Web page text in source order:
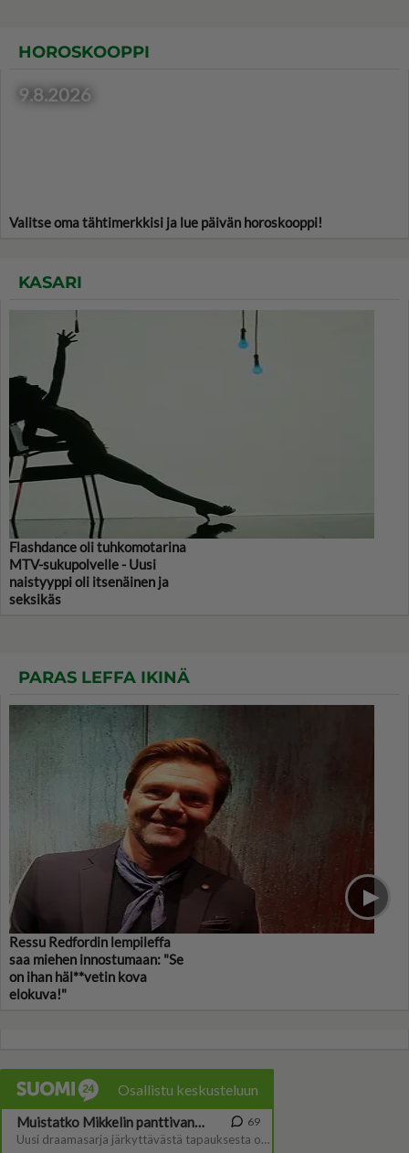
HOROSKOOPPI
9.8.2026
Valitse oma tähtimerkkisi ja lue päivän horoskooppi!
KASARI
Flashdance oli tuhkomotarina
MTV-sukupolvelle - Uusi
naistyyppi oli itsenäinen ja
seksikäs
PARAS LEFFA IKINÄ
Ressu Redfordin lempileffa
saa miehen innostumaan: "Se
on ihan häl**vetin kova
elokuva!"